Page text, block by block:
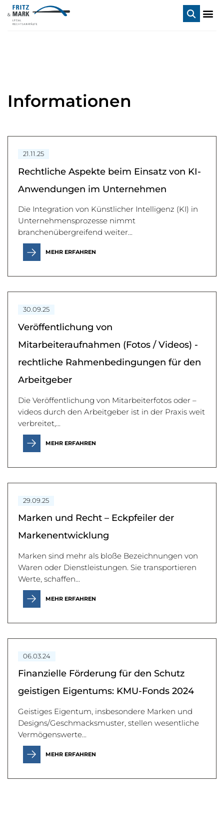
Informationen
21.11.25
Rechtliche Aspekte beim Einsatz von KI-
Anwendungen im Unternehmen
Die Integration von Künstlicher Intelligenz (KI) in
Unternehmensprozesse nimmt
branchenübergreifend weiter...
MEHR ERFAHREN
30.09.25
Veröffentlichung von
Mitarbeiteraufnahmen (Fotos / Videos) -
rechtliche Rahmenbedingungen für den
Arbeitgeber
Die Veröffentlichung von Mitarbeiterfotos oder –
videos durch den Arbeitgeber ist in der Praxis weit
verbreitet,...
MEHR ERFAHREN
29.09.25
Marken und Recht – Eckpfeiler der
Markenentwicklung
Marken sind mehr als bloße Bezeichnungen von
Waren oder Dienstleistungen. Sie transportieren
Werte, schaffen...
MEHR ERFAHREN
06.03.24
Finanzielle Förderung für den Schutz
geistigen Eigentums: KMU-Fonds 2024
Geistiges Eigentum, insbesondere Marken und
Designs/Geschmacksmuster, stellen wesentliche
Vermögenswerte...
MEHR ERFAHREN